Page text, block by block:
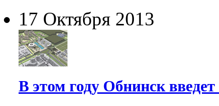
17 Октября 2013
В этом году Обнинск